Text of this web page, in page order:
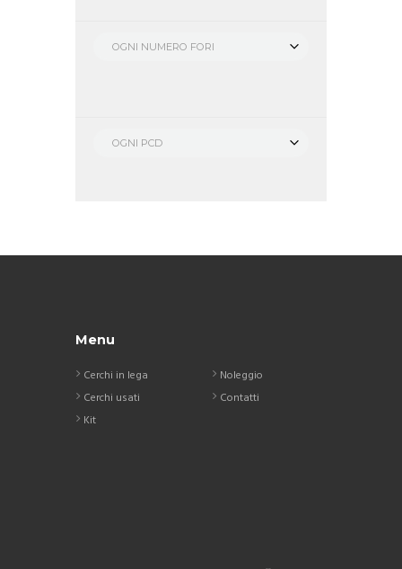
OGNI NUMERO FORI
OGNI PCD
Menu
Cerchi in lega
Cerchi usati
Kit
Noleggio
Contatti